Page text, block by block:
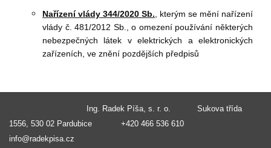
Nařízení vlády 344/2020 Sb. , kterým se mění nařízení
vlády č. 481/2012 Sb., o omezení používání některých
nebezpečných látek v elektrických a elektronických
zařízeních, ve znění pozdějších předpisů
Ing. Radek Píša, s. r. o. Sukova třída
1556, 530 02 Pardubice +420 466 536 610
info@radekpisa.cz